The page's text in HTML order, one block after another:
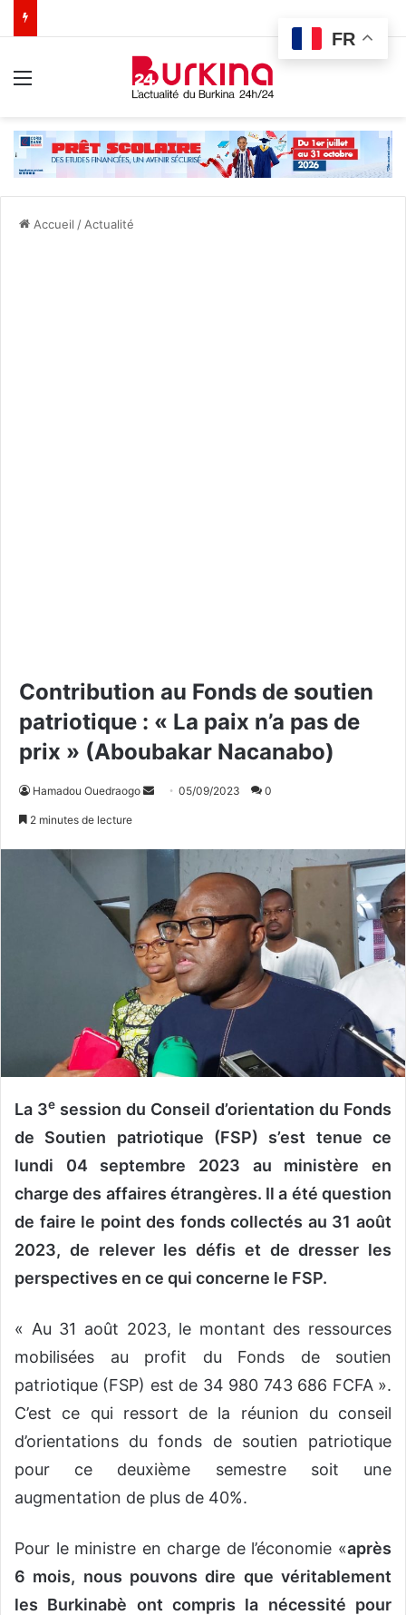
Accueil / Actualité
Contribution au Fonds de soutien
patriotique : « La paix n’a pas de
prix » (Aboubakar Nacanabo)
Hamadou Ouedraogo
e
r
u
n
c
o
r
r
e
l
05/09/2023 0
2 minutes de lecture
La 3e session du Conseil d’orientation du Fonds
de Soutien patriotique (FSP) s’est tenue ce
lundi 04 septembre 2023 au ministère en
charge des affaires étrangères. Il a été question
de faire le point des fonds collectés au 31 août
2023, de relever les défis et de dresser les
perspectives en ce qui concerne le FSP.
« Au 31 août 2023, le montant des ressources
mobilisées au profit du Fonds de soutien
patriotique (FSP) est de 34 980 743 686 FCFA ».
C’est ce qui ressort de la réunion du conseil
d’orientations du fonds de soutien patriotique
pour ce deuxième semestre soit une
augmentation de plus de 40%.
Pour le ministre en charge de l’économie «après
6 mois, nous pouvons dire que véritablement
les Burkinabè ont compris la nécessité pour
FR